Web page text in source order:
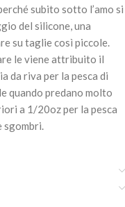
subito sotto l’amo si
del silicone, una
su taglie così piccole.
le viene attribuito il
da riva per la pesca di
quando predano molto
a 1/20oz per la pesca
sgombri.